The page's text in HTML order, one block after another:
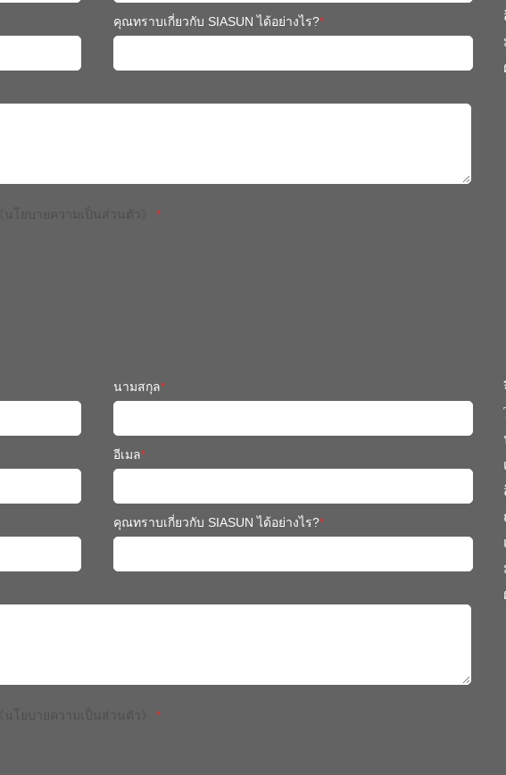
คุณทราบเกี่ยวกับ SIASUN ได้อย่างไร?*
*
นามสกุล*
อีเมล*
คุณทราบเกี่ยวกับ SIASUN ได้อย่างไร?*
*